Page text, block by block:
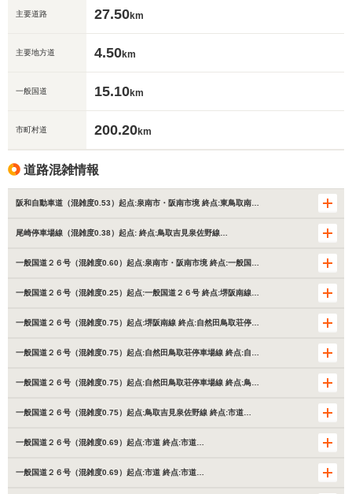
主要道路 27.50km
主要地方道 4.50km
一般国道 15.10km
市町村道 200.20km
道路混雑情報
阪和自動車道（混雑度0.53）起点:泉南市・阪南市境 終点:東鳥取南…
尾崎停車場線（混雑度0.38）起点: 終点:鳥取吉見泉佐野線…
一般国道２６号（混雑度0.60）起点:泉南市・阪南市境 終点:一般国…
一般国道２６号（混雑度0.25）起点:一般国道２６号 終点:堺阪南線…
一般国道２６号（混雑度0.75）起点:堺阪南線 終点:自然田鳥取荘停…
一般国道２６号（混雑度0.75）起点:自然田鳥取荘停車場線 終点:自…
一般国道２６号（混雑度0.75）起点:自然田鳥取荘停車場線 終点:鳥…
一般国道２６号（混雑度0.75）起点:鳥取吉見泉佐野線 終点:市道…
一般国道２６号（混雑度0.69）起点:市道 終点:市道…
一般国道２６号（混雑度0.69）起点:市道 終点:市道…